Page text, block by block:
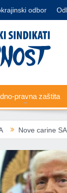
odbor
pravna zaštita
SAD: Evropski